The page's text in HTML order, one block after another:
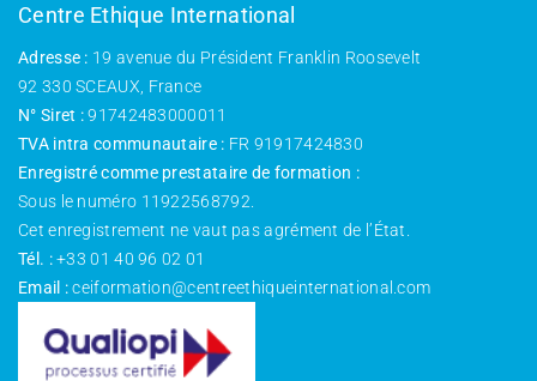
Centre Ethique International
Adresse : 19 avenue du Président Franklin Roosevelt
92 330 SCEAUX, France
N° Siret :91742483000011
TVA intra communautaire : FR 91917424830
Enregistré comme prestataire de formation :
Sous le numéro 11922568792.
Cet enregistrement ne vaut pas agrément de l’État.
Tél. :+33 01 40 96 02 01
Email : ceiformation@centreethiqueinternational.com